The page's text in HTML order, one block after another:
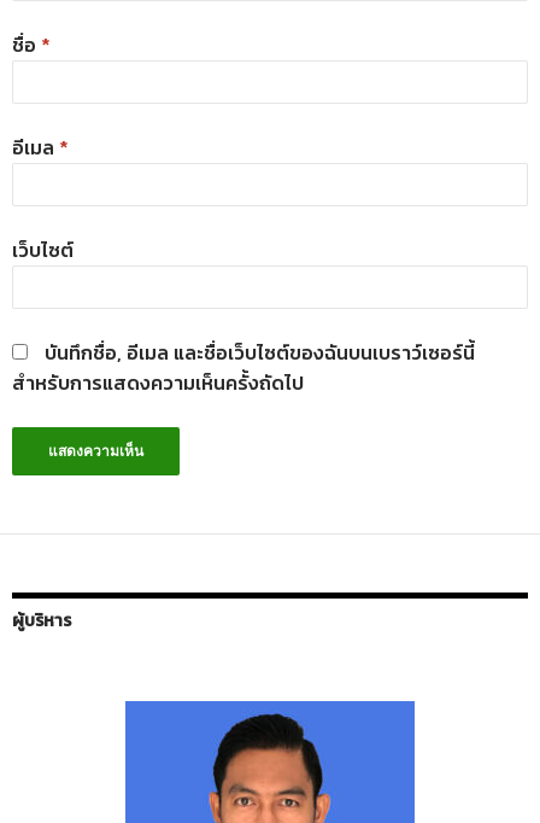
ชื่อ *
อีเมล *
เว็บไซต์
บันทึกชื่อ, อีเมล และชื่อเว็บไซต์ของฉันบนเบราว์เซอร์นี้
สำหรับการแสดงความเห็นครั้งถัดไป
ผู้บริหาร